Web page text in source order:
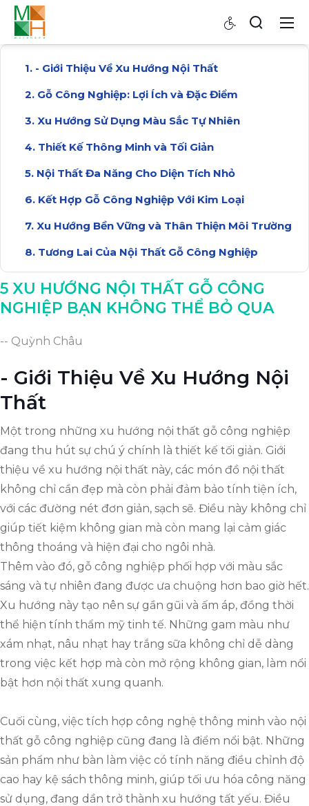
- Giới Thiệu Về Xu Hướng Nội Thất
Gỗ Công Nghiệp: Lợi Ích và Đặc Điểm
Xu Hướng Sử Dụng Màu Sắc Tự Nhiên
Thiết Kế Thông Minh và Tối Giản
Nội Thất Đa Năng Cho Diện Tích Nhỏ
Kết Hợp Gỗ Công Nghiệp Với Kim Loại
Xu Hướng Bền Vững và Thân Thiện Môi Trường
Tương Lai Của Nội Thất Gỗ Công Nghiệp
Kết Luận: Tầm Quan Trọng Xu Hướng Nội Thất
5 XU HƯỚNG NỘI THẤT GỖ CÔNG
NGHIỆP BẠN KHÔNG THỂ BỎ QUA
-- Quỳnh Châu
- Giới Thiệu Về Xu Hướng Nội
Thất
Một trong những xu hướng nội thất gỗ công nghiệp
đang thu hút sự chú ý chính là thiết kế tối giản. Giới
thiệu về xu hướng nội thất này, các món đồ nội thất
không chỉ cần đẹp mà còn phải đảm bảo tính tiện ích,
với các đường nét đơn giản, sạch sẽ. Điều này không chỉ
giúp tiết kiệm không gian mà còn mang lại cảm giác
thông thoáng và hiện đại cho ngôi nhà.
Thêm vào đó, gỗ công nghiệp phối hợp với màu sắc
sáng và tự nhiên đang được ưa chuộng hơn bao giờ hết.
Xu hướng này tạo nên sự gần gũi và ấm áp, đồng thời
thể hiện tính thẩm mỹ tinh tế. Những gam màu như
xám nhạt, nâu nhạt hay trắng sữa không chỉ dễ dàng
trong việc kết hợp mà còn mở rộng không gian, làm nổi
bật hơn nội thất xung quanh.
Cuối cùng, việc tích hợp công nghệ thông minh vào nội
thất gỗ công nghiệp cũng đang là điểm nổi bật. Những
sản phẩm như bàn làm việc có tính năng điều chỉnh độ
cao hay kệ sách thông minh, giúp tối ưu hóa công năng
sử dụng, đang dần trở thành xu hướng tất yếu. Điều